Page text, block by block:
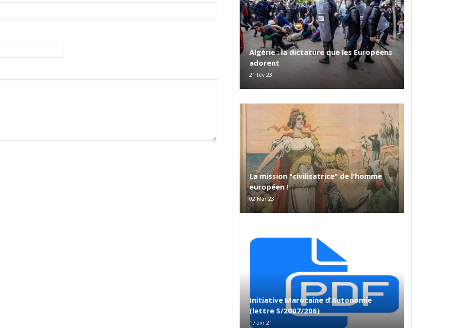
Algérie : la dictature que les Européens
adorent
21 fév 23
La mission "civilisatrice" de l'homme
européen !
02 Mar 23
Initiative Marocaine d’Autonomie
(lettre S/2007/206)
17 avr 21